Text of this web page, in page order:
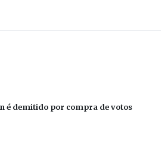
é demitido por compra de votos